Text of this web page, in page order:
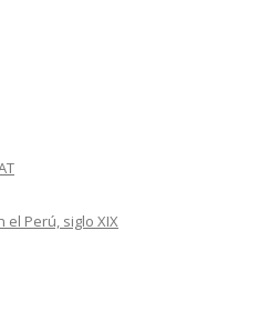
Perú, siglo XIX